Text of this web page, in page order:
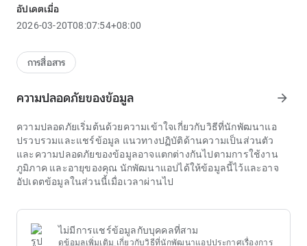
ในแวดวงความบันเทิงออนไลน์ในเอเชียที่กำลังพัฒนา
มักถูกกล่าวถึงว่าเป็นแพลตฟอร์มยอดนิยมในหมวดหมู่การพนัน
สูง โดยที่ufabet 98
ผลิตภัณฑ์ที่หลากหลายตั้งแต่การแข่งขันฟุตบอลรายการสำคัญไป
ออนไลน์อย่างถี่ถ้วนเช่นufabet 98
เป็นสิ่งจำเป็น โดยเฉพาะอย่าง
เข้มงวดเกี่ยวกับกิจกรรมการเดิมพัน ผู้ใช้ควรตระหนักถึงความ
เสี่ยงทางกฎหมายและการเงินที่อาจเกิดขึ้น ข้อมูลเกี่ยวกับufabet
98ควรได้รับการติดต่อด้วยมุมมองที่มีข้อมูลมากกว่าการใช้บริการ
เพียงอย่างเดียว
ความปลอดภัยถือเป็นข้อกังวลสูงสุดสำหรับกิจกรรมความบันเทิง
จัดลำดับความสำคัญของแอปพลิเคชันที่ใช้เทคโนโลยีการเข้า
รหัส SSL ขั้นสูง เทคโนโลยีนี้ช่วยปกป้องข้อมูลทั้งหมดที่ส่งระหว่าง
ผู้เล่นและระบบเซิร์ฟเวอร์ โดยเฉพาะข้อมูลส่วนบุคคลที่ละเอียด
อัปเดตเมื่อ
2026-03-20T08:07:54+08:00
การสื่อสาร
ความปลอดภัยของข้อมูล arrow_forward
ความปลอดภัยเริ่มต้นด้วยความเข้าใจเกี่ยวกับวิธีที่นักพัฒนาแอ
ปรวบรวมและแชร์ข้อมูล แนวทางปฏิบัติด้านความเป็นส่วนตัว
และความปลอดภัยของข้อมูลอาจแตกต่างกันไปตามการใช้งาน
ภูมิภาค และอายุของคุณ นักพัฒนาแอปได้ให้ข้อมูลนี้ไว้และอาจ
อัปเดตข้อมูลในส่วนนี้เมื่อเวลาผ่านไป
ไม่มีการแชร์ข้อมูลกับบุคคลที่สาม
ดูข้อมูลเพิ่มเติม เกี่ยวกับวิธีที่นักพัฒนาแอปประกาศเรื่องการ